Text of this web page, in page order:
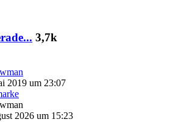
3,7k
2019 um 23:07
2026 um 15:23